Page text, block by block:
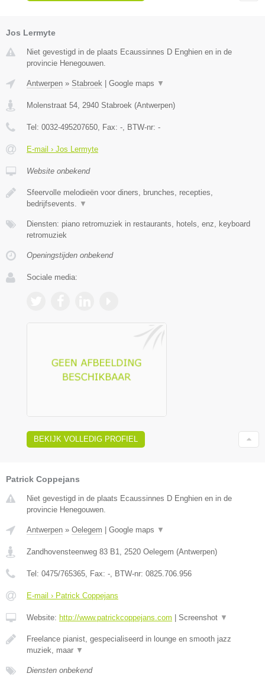
Jos Lermyte
Niet gevestigd in de plaats Ecaussinnes D Enghien en in de
provincie Henegouwen.
Antwerpen » Stabroek Google maps ▼
Molenstraat 54, 2940 Stabroek (Antwerpen)
Tel: 0032-495207650, Fax: -, BTW-nr: -
E-mail › Jos Lermyte
Website onbekend
Sfeervolle melodieën voor diners, brunches, recepties,
bedrijfsevents. ▼
Diensten: piano retromuziek in restaurants, hotels, enz, keyboard
retromuziek
Openingstijden onbekend
Sociale media:
BEKIJK VOLLEDIG PROFIEL
Patrick Coppejans
Niet gevestigd in de plaats Ecaussinnes D Enghien en in de
provincie Henegouwen.
Antwerpen » Oelegem Google maps ▼
Zandhovensteenweg 83 B1 2520 Oelegem (Antwerpen)
Tel: 0475/765365 , Fax: - , BTW-nr: 0825.706.956
E-mail › Patrick Coppejans
Website: http://www.patrickcoppejans.com Screenshot ▼
Freelance pianist, gespecialiseerd in lounge en smooth jazz
muziek, maar ▼
Diensten onbekend